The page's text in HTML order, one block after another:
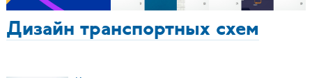
Дизайн транспортных схем